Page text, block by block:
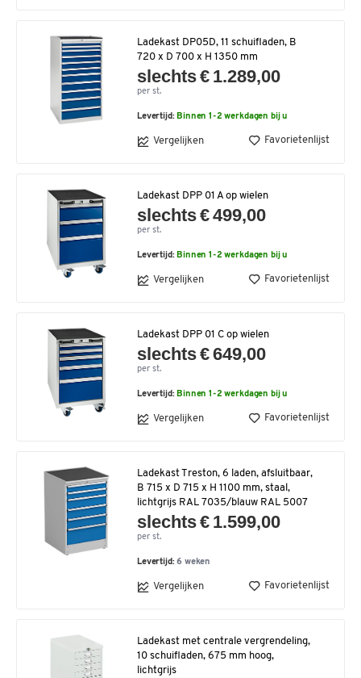
Ladekast DP05D, 11 schuifladen, B
720 x D 700 x H 1350 mm
slechts € 1.289,00
per st.
Levertijd: Binnen 1-2 werkdagen bij u
Vergelijken Favorietenlijst
Ladekast DPP 01 A op wielen
slechts € 499,00
per st.
Levertijd: Binnen 1-2 werkdagen bij u
Vergelijken Favorietenlijst
Ladekast DPP 01 C op wielen
slechts € 649,00
per st.
Levertijd: Binnen 1-2 werkdagen bij u
Vergelijken Favorietenlijst
Ladekast Treston, 6 laden, afsluitbaar,
B 715 x D 715 x H 1100 mm, staal,
lichtgrijs RAL 7035/blauw RAL 5007
slechts € 1.599,00
per st.
Levertijd:6 weken
Vergelijken Favorietenlijst
Ladekast met centrale vergrendeling,
10 schuifladen, 675 mm hoog,
lichtgrijs